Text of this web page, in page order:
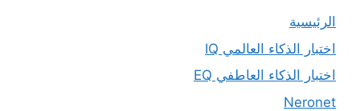
الرئيسية
اختبار الذكاء العالمي IQ
اختبار الذكاء العاطفي EQ
Neronet